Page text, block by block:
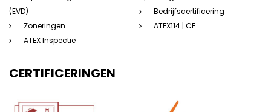
(EVD)
Zoneringen
ATEX Inspectie
Bedrijfscertificering
ATEX114 | CE
CERTIFICERINGEN